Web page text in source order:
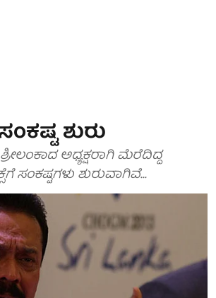
ಶುರು
ಅಧ್ಯಕ್ಷರಾಗಿ ಮೆರೆದಿದ್ದ
ಸಂಕಷ್ಟಗಳು ಶುರುವಾಗಿವೆ...